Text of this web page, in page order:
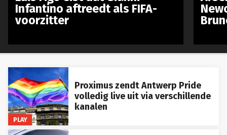
PLAY
Proximus zendt Antwerp Pride
volledig live uit via verschillende
kanalen
Infantino aftreedt als FIFA-
voorzitter